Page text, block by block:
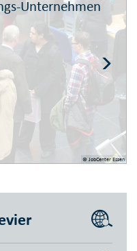
© JobCenter Essen
Unternehmen